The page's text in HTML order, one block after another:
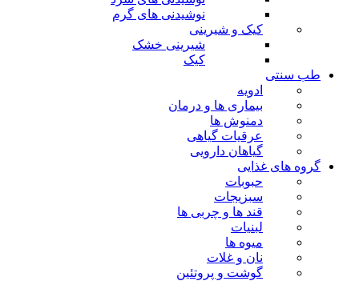
نوشیدنی های گرم
کیک و شیرینی
شیرینی خشک
کیک
طب سنتی
ادویه
بیماری ها و درمان
دمنوش ها
عرقیات گیاهی
گیاهان دارویی
گروه های غذایی
حبوبات
سبزیجات
قند ها و چربی ها
لبنیات
میوه ها
نان و غلات
گوشت و پروتئین